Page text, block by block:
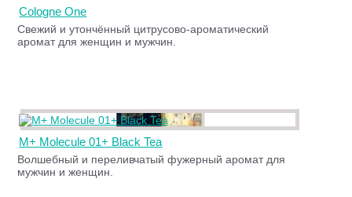
Cologne One
Свежий и утончённый цитрусово-ароматический
аромат для женщин и мужчин.
M+ Molecule 01+ Black Tea
Волшебный и переливчатый фужерный аромат для
мужчин и женщин.